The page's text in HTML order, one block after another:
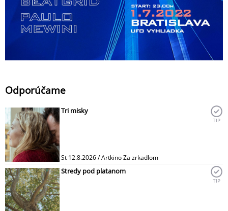
Odporúčame
Tri misky
St 12.8.2026 / Artkino Za zrkadlom
TIP
Stredy pod platanom
TIP